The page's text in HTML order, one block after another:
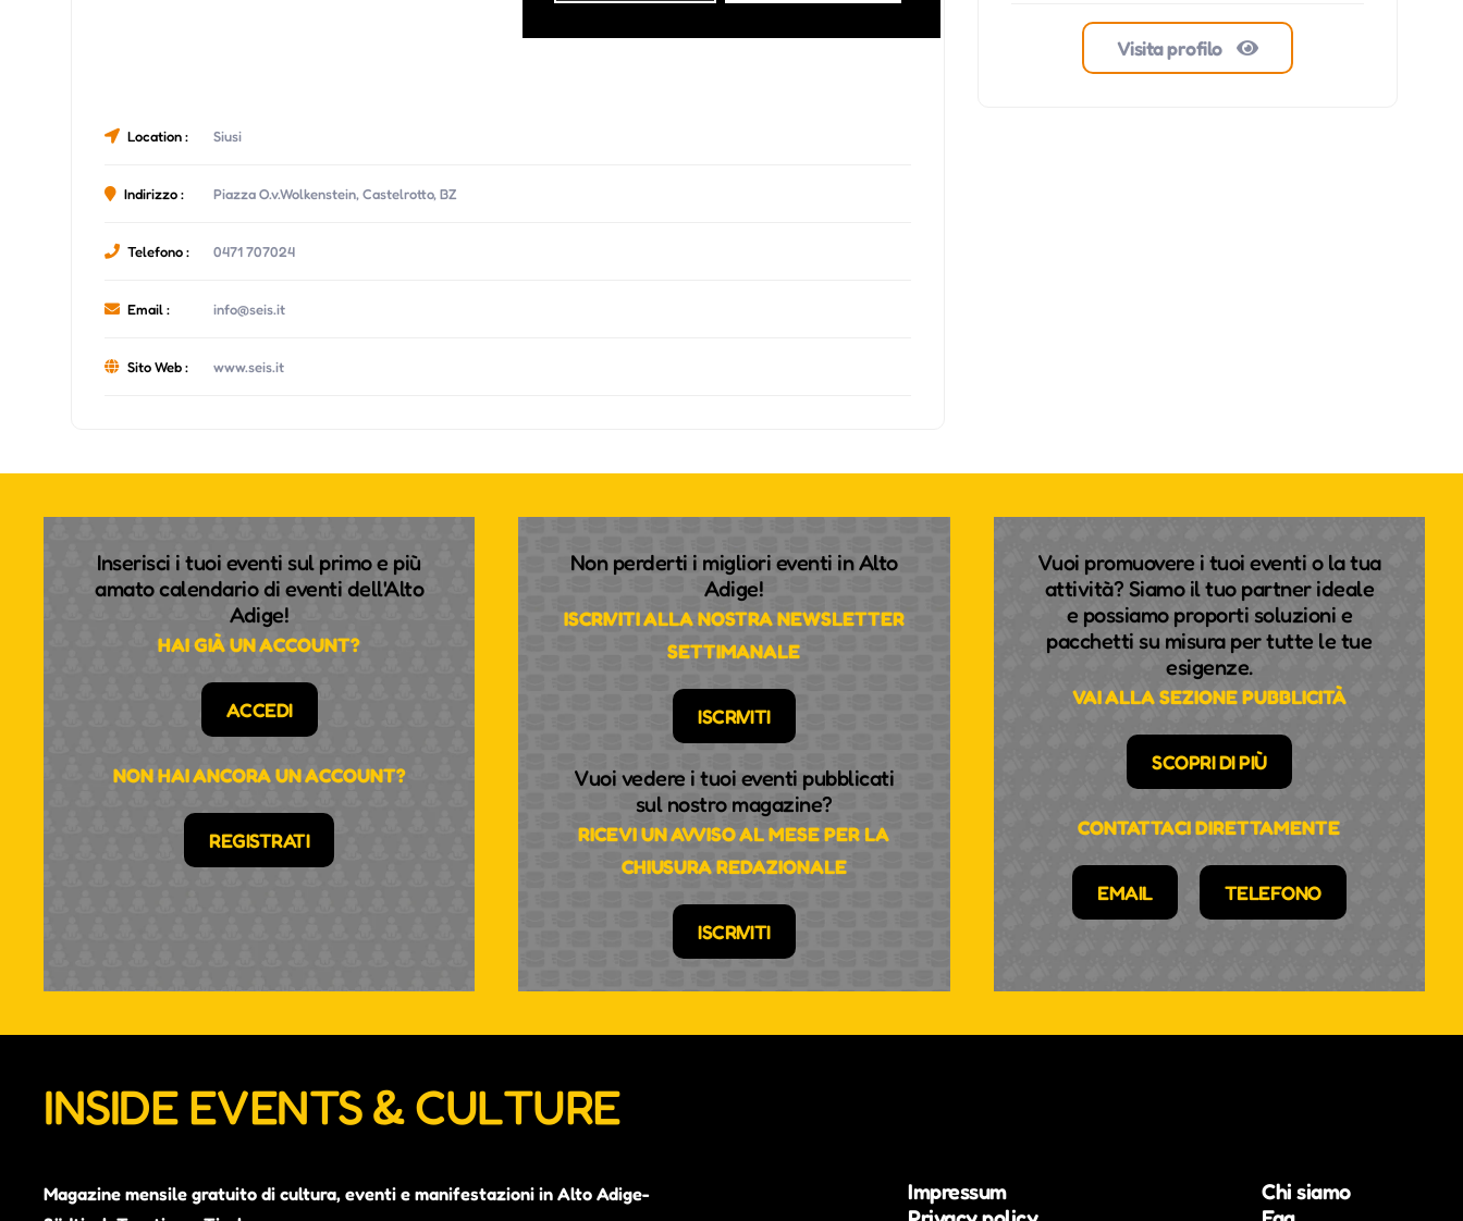
Location : Siusi
Indirizzo : Piazza O.v.Wolkenstein, Castelrotto, BZ
Telefono : 0471 707024
Email : info@seis.it
Sito Web : www.seis.it
Visita profilo
Inserisci i tuoi eventi sul primo e più
amato calendario di eventi dell'Alto
Adige!
HAI GIÀ UN ACCOUNT?
ACCEDI
NON HAI ANCORA UN ACCOUNT?
REGISTRATI
Non perderti i migliori eventi in Alto
Adige!
ISCRIVITI ALLA NOSTRA NEWSLETTER
SETTIMANALE
ISCRIVITI
Vuoi vedere i tuoi eventi pubblicati
sul nostro magazine?
RICEVI UN AVVISO AL MESE PER LA
CHIUSURA REDAZIONALE
ISCRIVITI
Vuoi promuovere i tuoi eventi o la tua
attività? Siamo il tuo partner ideale
e possiamo proporti soluzioni e
pacchetti su misura per tutte le tue
esigenze.
VAI ALLA SEZIONE PUBBLICITÀ
SCOPRI DI PIÙ
CONTATTACI DIRETTAMENTE
EMAIL TELEFONO
INSIDE EVENTS & CULTURE
Magazine mensile gratuito di cultura, eventi e manifestazioni in Alto Adige-
Impressum
Chi siamo